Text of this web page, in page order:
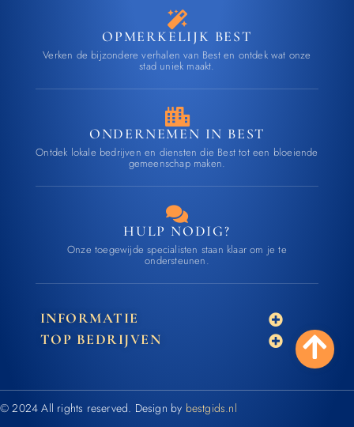
OPMERKELIJK BEST
Verken de bijzondere verhalen van Best en ontdek wat onze
stad uniek maakt.
ONDERNEMEN IN BEST
Ontdek lokale bedrijven en diensten die Best tot een bloeiende
gemeenschap maken.
HULP NODIG?
Onze toegewijde specialisten staan klaar om je te
ondersteunen.
INFORMATIE
TOP BEDRIJVEN
© 2024 All rights reserved. Design by bestgids.nl